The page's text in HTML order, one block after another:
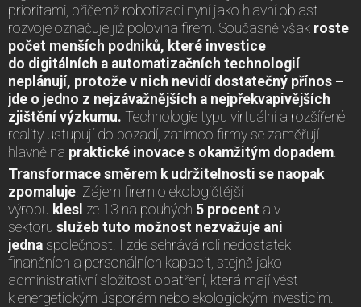
prioritami, přičemž robotizaci nyní jako hlavní oblast
rozvoje označuje již polovina firem. Současně však roste
počet menších podniků, které investice
do digitálních a automatizačních technologií
neplánují, protože v nich nevidí dostatečný přínos –
jde o jedno z nejzávažnějších a nejpřekvapivějších
zjištění výzkumu. Technologie typu virtuální a rozšířené
reality ustupují do pozadí, zatímco firmy se zaměřují
hlavně na praktické inovace s okamžitým dopadem
Transformace směrem k udržitelnosti se naopak
zpomaluje . Zájem firem o ekologičtější
výrobu klesl ze 13 na pouhých 5 procent a v
sektoru služeb tuto možnost nezvažuje ani
jedna společnost. I zde sehrává roli nedostatek
finančních a personálních kapacit, stejně jako
administrativní složitost opatření, která mají vést
k energetickým úsporám nebo ekologickým investicím.